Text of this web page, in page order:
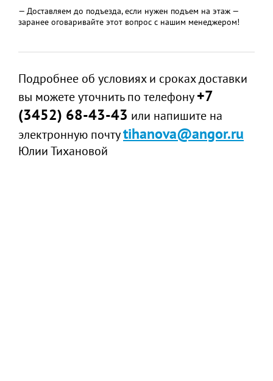
— Доставляем до подъезда, если нужен подъем на этаж —
заранее оговаривайте этот вопрос с нашим менеджером!
Подробнее об условиях и сроках доставки
вы можете уточнить по телефону+7
(3452) 68-43-43 или напишите на
электронную почтуtihanova@angor.ru
Юлии Тихановой